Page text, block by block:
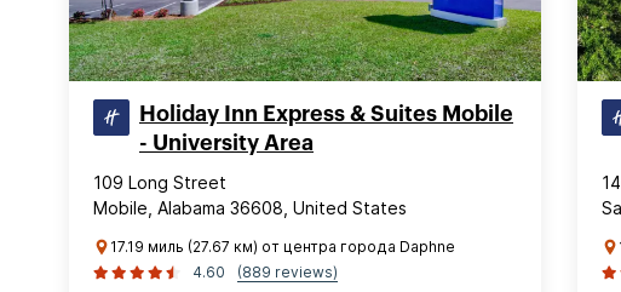
Holiday Inn Express & Suites Mobile
- University Area
109 Long Street
Mobile, Alabama 36608, United States
17.19 миль (27.67 км) от центра города Daphne
4.60
(889 reviews)